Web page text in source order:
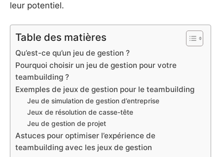
leur potentiel.
Table des matières
Qu’est-ce qu’un jeu de gestion ?
Pourquoi choisir un jeu de gestion pour votre
teambuilding ?
Exemples de jeux de gestion pour le teambuilding
Jeu de simulation de gestion d’entreprise
Jeux de résolution de casse-tête
Jeu de gestion de projet
Astuces pour optimiser l’expérience de
teambuilding avec les jeux de gestion